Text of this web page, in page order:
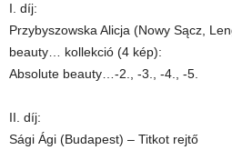
I. díj:
Przybyszowska Alicja (Nowy Sącz,
beauty… kollekció (4 kép):
Absolute beauty…-2., -3., -4., -5.
II. díj:
Sági Ági (Budapest) – Titkot rejtő